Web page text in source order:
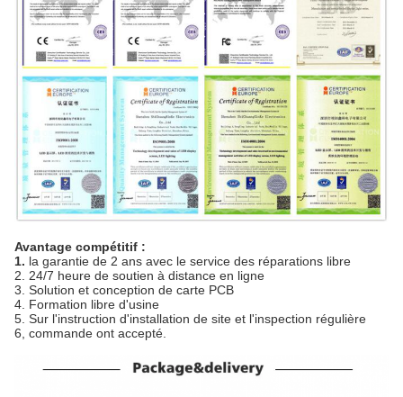
Avantage compétitif :
1. la garantie de 2 ans avec le service des réparations libre
2. 24/7 heure de soutien à distance en ligne
3. Solution et conception de carte PCB
4. Formation libre d'usine
5. Sur l'instruction d'installation de site et l'inspection régulière
6, commande ont accepté.